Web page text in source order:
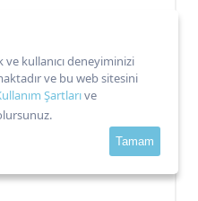
ve kullanıcı deneyiminizi
ve bu web sitesini
Şartlarıve
Tamam